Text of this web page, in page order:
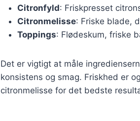
Citronfyld: Friskpresset
Citronmelisse: Friske blade,
Toppings: Flødeskum, friske
Det er vigtigt at måle
konsistens og smag. Friskhed er
citronmelisse for det bedste